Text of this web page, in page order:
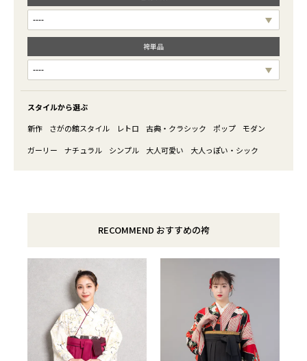
袴単品
スタイルから選ぶ
新作
さがの館スタイル レトロ 古典・クラシック ポップ
モダン
ガーリー
ナチュラル シンプル 大人可愛い 大人っぽい・シック
RECOMMEND おすすめの袴